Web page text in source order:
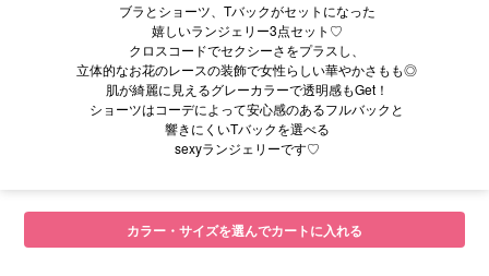
ブラとショーツ、Tバックがセットになった
嬉しいランジェリー3点セット♡
クロスコードでセクシーさをプラスし、
立体的なお花のレースの装飾で女性らしい華やかさもも◎
肌が綺麗に見えるグレーカラーで透明感もGet！
ショーツはコーデによって安心感のあるフルバックと
響きにくいTバックを選べる
sexyランジェリーです♡
カラー・サイズを選んでカートに入れる